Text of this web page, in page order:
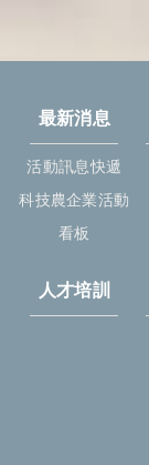
最新消息
活動訊息快遞
科技農企業活動
看板
人才培訓